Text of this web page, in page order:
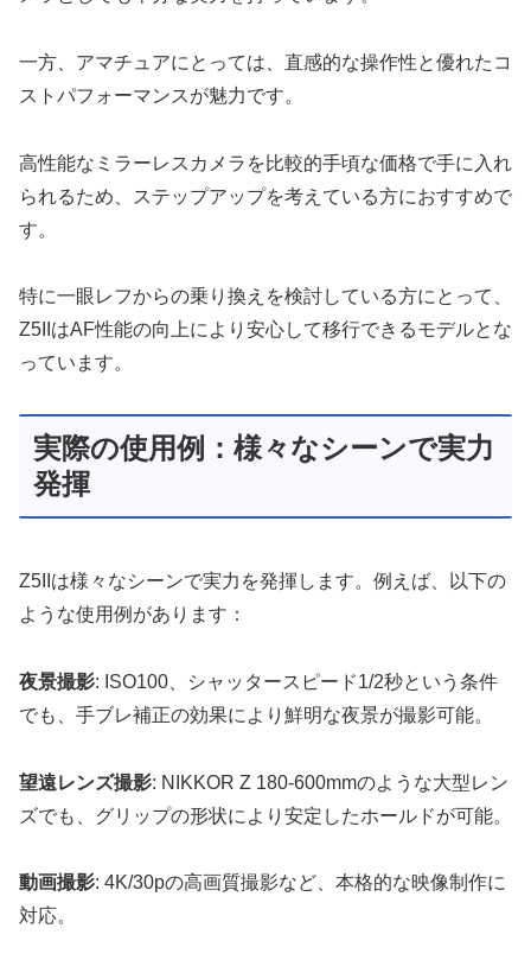
一方、アマチュアにとっては、直感的な操作性と優れたコ
ストパフォーマンスが魅力です。
高性能なミラーレスカメラを比較的手頃な価格で手に入れ
られるため、ステップアップを考えている方におすすめで
す。
特に一眼レフからの乗り換えを検討している方にとって、
Z5IIはAF性能の向上により安心して移行できるモデルとな
っています。
実際の使用例：様々なシーンで実力
発揮
Z5IIは様々なシーンで実力を発揮します。例えば、以下の
ような使用例があります：
夜景撮影: ISO100、シャッタースピード1/2秒という条件
でも、手ブレ補正の効果により鮮明な夜景が撮影可能。
望遠レンズ撮影: NIKKOR Z 180-600mmのような大型レン
ズでも、グリップの形状により安定したホールドが可能。
動画撮影: 4K/30pの高画質撮影など、本格的な映像制作に
対応。